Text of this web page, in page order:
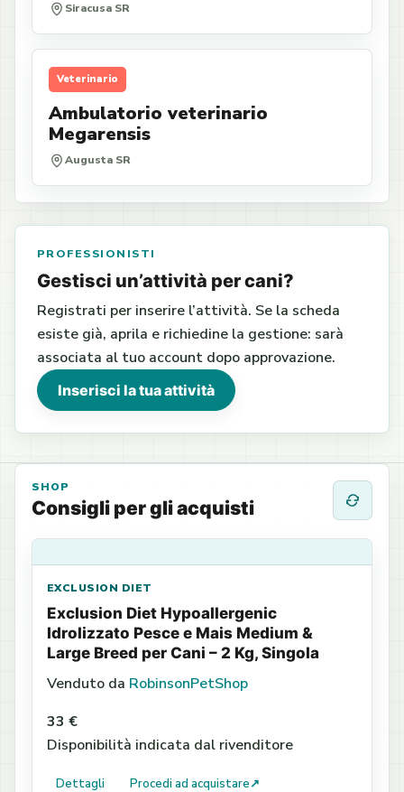
Siracusa SR
Veterinario
Ambulatorio veterinario
Megarensis
Augusta SR
PROFESSIONISTI
Gestisci un’attività per cani?
Registrati per inserire l’attività. Se la scheda
esiste già, aprila e richiedine la gestione: sarà
associata al tuo account dopo approvazione.
Inserisci la tua attività
SHOP
Consigli per gli acquisti
EXCLUSION DIET
Exclusion Diet Hypoallergenic
Idrolizzato Pesce e Mais Medium &
Large Breed per Cani – 2 Kg, Singola
Venduto da RobinsonPetShop
33 €
Disponibilità indicata dal rivenditore
Dettagli Procedi ad acquistare↗